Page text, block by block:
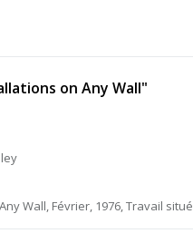
on Any Wall"
Wall, Février, 1976, Travail situé